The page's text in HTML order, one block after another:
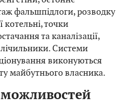
фальшпідлоги, розводку
котельні, точки
та каналізації,
Системи
виконуються
майбутнього власника.